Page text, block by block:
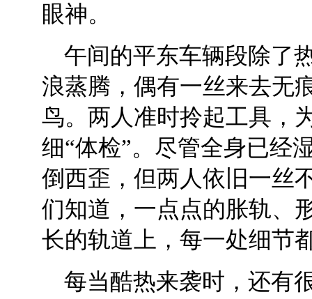
眼神。
午间的平东车辆段除了
浪蒸腾，偶有一丝来去无
鸟。两人准时拎起工具，
细“体检”。尽管全身已经
倒西歪，但两人依旧一丝
们知道，一点点的胀轨、
长的轨道上，每一处细节
每当酷热来袭时，还有